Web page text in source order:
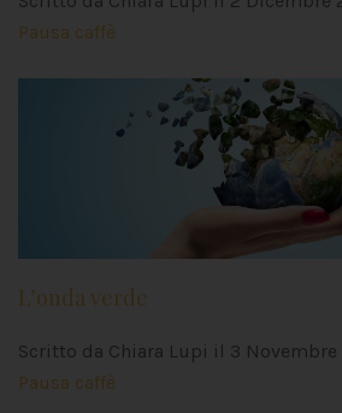
Pausa caffè
L’onda verde
Scritto da Chiara Lupi il 3 Novembre
Pausa caffè